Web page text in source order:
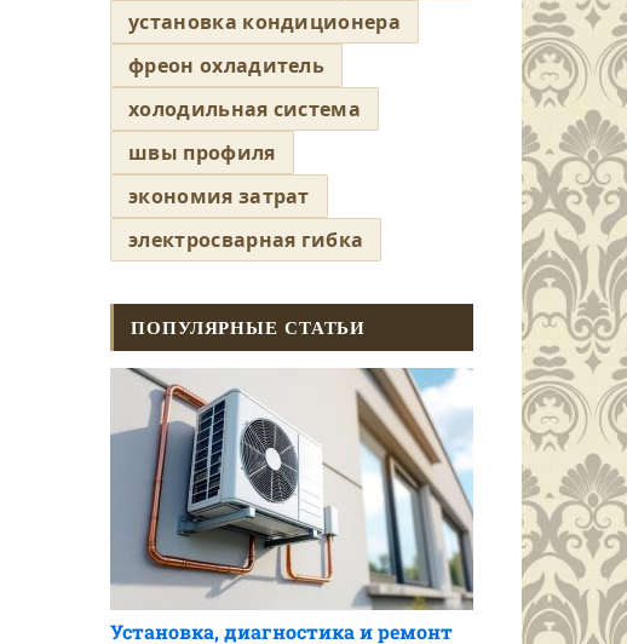
установка кондиционера
фреон охладитель
холодильная система
швы профиля
экономия затрат
электросварная гибка
ПОПУЛЯРНЫЕ СТАТЬИ
Установка, диагностика и ремонт